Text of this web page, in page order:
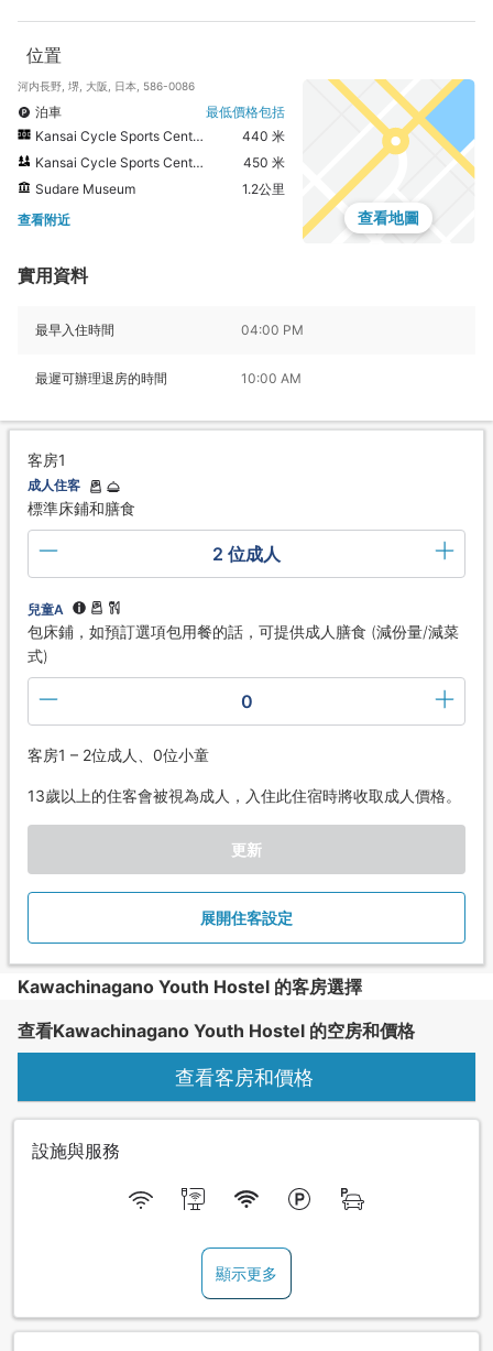
位置
河内長野, 堺, 大阪, 日本, 586-0086
泊車
最低價格包括
Kansai Cycle Sports Center
440 米
Kansai Cycle Sports Centre
450 米
Sudare Museum
1.2公里
查看附近
查看地圖
實用資料
最早入住時間 04:00 PM
最遲可辦理退房的時間 10:00 AM
客房1
成人住客
標準床鋪和膳食
2 位成人
兒童A
包床鋪，如預訂選項包用餐的話，可提供成人膳食 (減份量/減菜
式)
0
客房1 – 2位成人、0位小童
13歲以上的住客會被視為成人，入住此住宿時將收取成人價格。
更新
展開住客設定
Kawachinagano Youth Hostel 的客房選擇
查看Kawachinagano Youth Hostel 的空房和價格
查看客房和價格
設施與服務
顯示更多